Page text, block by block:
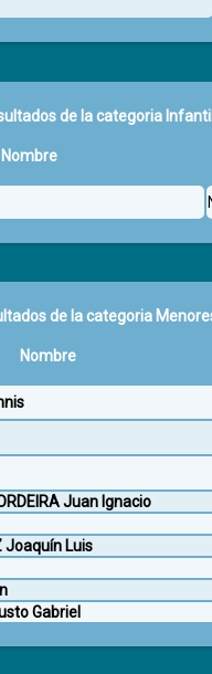
de la categoria
Nombre
de la categoria
Nombre
Juan Ignacio
Joaquín Luis
Gabriel